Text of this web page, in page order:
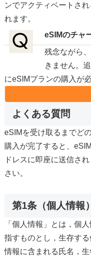
ンでアクティベートさ
れます。
eSIMのチャ
残念ながら
きません。
にeSIMプランの購入が
よくある質問
eSIMを受け取るまでど
購入が完了すると、
ドレスに即座に送信さ
さい。
第1条（個人情報）
「個人情報」とは，個
指すものとし，生存す
情報に含まれる氏名，